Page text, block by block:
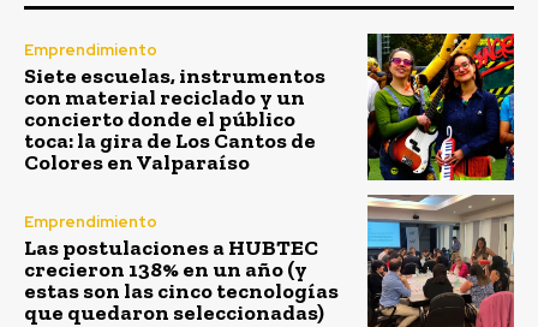
Emprendimiento
Siete escuelas, instrumentos
con material reciclado y un
concierto donde el público
toca: la gira de Los Cantos de
Colores en Valparaíso
Emprendimiento
Las postulaciones a HUBTEC
crecieron 138% en un año (y
estas son las cinco tecnologías
que quedaron seleccionadas)